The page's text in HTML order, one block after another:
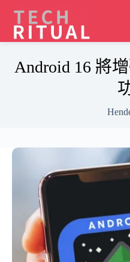
content
Android 16 將